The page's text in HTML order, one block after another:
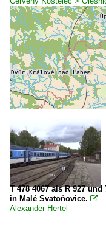
T 478 4067 als R 927 und
in Malé Svatoňovice. 
Alexander Hertel